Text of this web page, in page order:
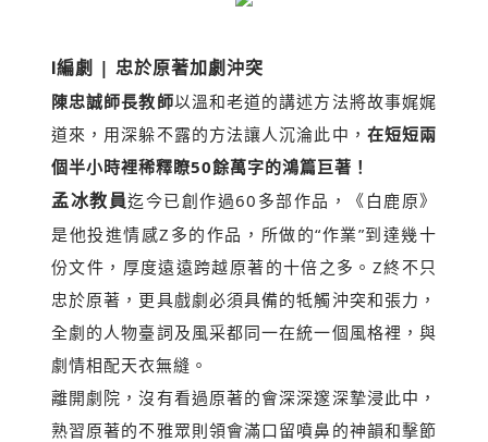
Ⅰ編劇 | 忠於原著加劇沖突
陳忠誠師長教師以溫和老道的講述方法將故事娓娓
道來，用深躲不露的方法讓人沉淪此中， 在短短兩
個半小時裡稀釋瞭50餘萬字的鴻篇巨著！
孟冰教員迄今已創作過60多部作品，《白鹿原》
是他投進情感Z多的作品，所做的“作業”到達幾十
份文件，厚度遠遠跨越原著的十倍之多。Z終不只
忠於原著，更具戲劇必須具備的牴觸沖突和張力，
全劇的人物臺詞及風采都同一在統一個風格裡，與
劇情相配天衣無縫。
離開劇院，沒有看過原著的會深深邃深摯浸此中，
熟習原著的不雅眾則領會滿口留噴鼻的神韻和擊節